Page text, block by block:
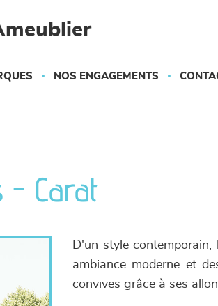
NOS ENGAGEMENTS
- Carat
D'un style
ambiance moderne et
convives grâce à ses